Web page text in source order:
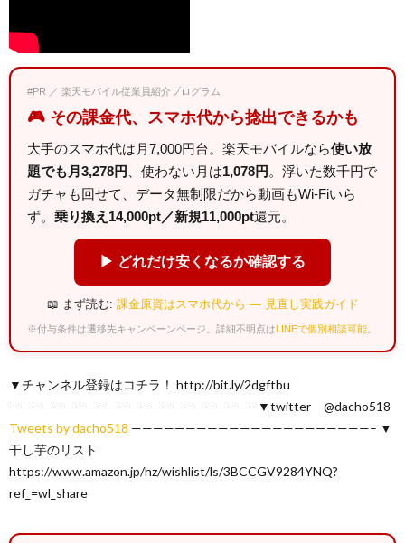
#PR ／ 楽天モバイル従業員紹介プログラム
🎮 その課金代、スマホ代から捻出できるかも
大手のスマホ代は月7,000円台。楽天モバイルなら使い放
題でも月3,278円
、使わない月は1,078円 。浮いた数千円で
ガチャも回せて、データ無制限だから動画もWi-Fiいら
ず。 乗り換え14,000pt／新規11,000pt還元。
▶ どれだけ安くなるか確認する
📖 まず読む: 課金原資はスマホ代から — 見直し実践ガイド
※付与条件は遷移先キャンペーンページ。詳細不明点はLINEで個別相談可能
▼チャンネル登録はコチラ！ http://bit.ly/2dgftbu
——————————————————————– ▼twitter @dacho518
Tweets by dacho518 ——————————————————————– ▼
干し芋のリスト
https://www.amazon.jp/hz/wishlist/ls/3BCCGV9284YNQ?
ref_=wl_share